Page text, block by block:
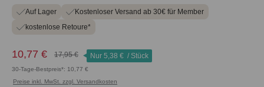
Auf Lager
Kostenloser Versand ab 30€ für Member
kostenlose Retoure*
10,77 € 17,95 € Nur 5,38 € / Stück
30-Tage-Bestpreis*: 10,77 €
Preise inkl. MwSt. zzgl. Versandkosten